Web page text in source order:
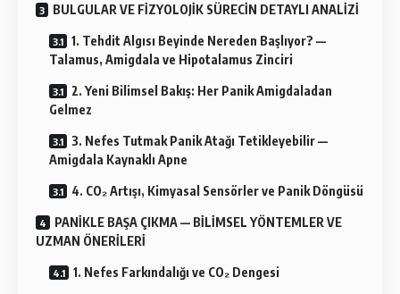
BULGULAR VE FİZYOLOJİK SÜRECİN DETAYLI ANALİZİ
1. Tehdit Algısı Beyinde Nereden Başlıyor? —
Talamus, Amigdala ve Hipotalamus Zinciri
2. Yeni Bilimsel Bakış: Her Panik Amigdaladan
Gelmez
3. Nefes Tutmak Panik Atağı Tetikleyebilir —
Amigdala Kaynaklı Apne
4. CO₂ Artışı, Kimyasal Sensörler ve Panik Döngüsü
PANİKLE BAŞA ÇIKMA — BİLİMSEL YÖNTEMLER VE
UZMAN ÖNERİLERİ
1. Nefes Farkındalığı ve CO₂ Dengesi